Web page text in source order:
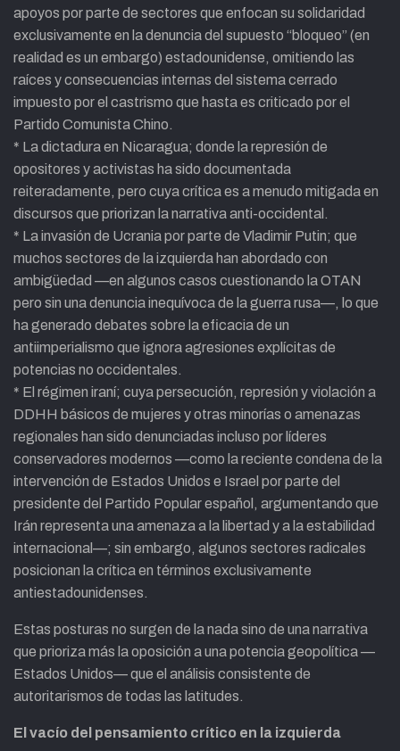
apoyos por parte de sectores que enfocan su solidaridad
exclusivamente en la denuncia del supuesto “bloqueo” (en
realidad es un embargo) estadounidense, omitiendo las
raíces y consecuencias internas del sistema cerrado
impuesto por el castrismo que hasta es criticado por el
Partido Comunista Chino.
* La dictadura en Nicaragua; donde la represión de
opositores y activistas ha sido documentada
reiteradamente, pero cuya crítica es a menudo mitigada en
discursos que priorizan la narrativa anti-occidental.
* La invasión de Ucrania por parte de Vladimir Putin; que
muchos sectores de la izquierda han abordado con
ambigüedad —en algunos casos cuestionando la OTAN
pero sin una denuncia inequívoca de la guerra rusa—, lo que
ha generado debates sobre la eficacia de un
antiimperialismo que ignora agresiones explícitas de
potencias no occidentales.
* El régimen iraní; cuya persecución, represión y violación a
DDHH básicos de mujeres y otras minorías o amenazas
regionales han sido denunciadas incluso por líderes
conservadores modernos —como la reciente condena de la
intervención de Estados Unidos e Israel por parte del
presidente del Partido Popular español, argumentando que
Irán representa una amenaza a la libertad y a la estabilidad
internacional—; sin embargo, algunos sectores radicales
posicionan la crítica en términos exclusivamente
antiestadounidenses.
Estas posturas no surgen de la nada sino de una narrativa
que prioriza más la oposición a una potencia geopolítica —
Estados Unidos— que el análisis consistente de
autoritarismos de todas las latitudes.
El vacío del pensamiento crítico en la izquierda